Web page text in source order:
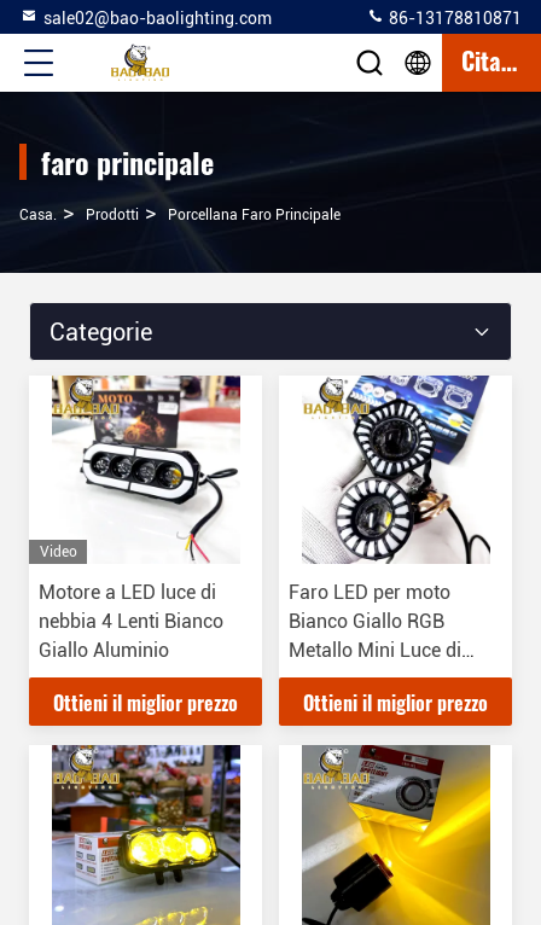
sale02@bao-baolighting.com 86-13178810871
Citazione
faro principale
Casa. > Prodotti > Porcellana Faro Principale
Categorie
Video
Motore a LED luce di
nebbia 4 Lenti Bianco
Giallo Aluminio
Ottieni il miglior prezzo
Faro LED per moto
Bianco Giallo RGB
Metallo Mini Luce di
Marcia
Ottieni il miglior prezzo